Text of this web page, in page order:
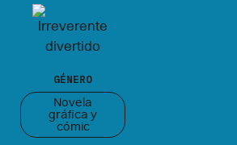
GÉNERO
Novela
gráfica y
cómic